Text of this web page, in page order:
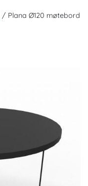
/ Plana Ø120 møtebord